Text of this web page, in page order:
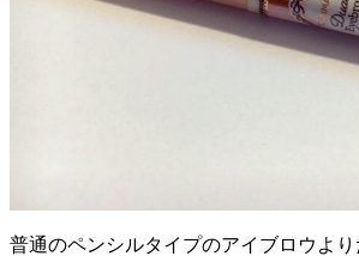
普通のペンシルタイプのアイブロウよ